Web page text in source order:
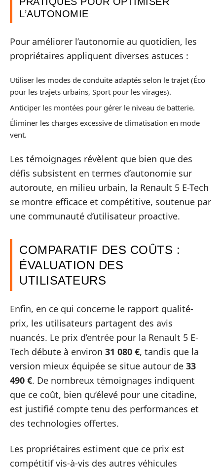
L’AUTONOMIE
Pour améliorer l’autonomie au quotidien, les
propriétaires appliquent diverses astuces :
Utiliser les modes de conduite adaptés selon le trajet (Éco
pour les trajets urbains, Sport pour les virages).
Anticiper les montées pour gérer le niveau de batterie.
Éliminer les charges excessive de climatisation en mode
vent.
Les témoignages révèlent que bien que des
défis subsistent en termes d’autonomie sur
autoroute, en milieu urbain, la Renault 5 E-Tech
se montre efficace et compétitive, soutenue par
une communauté d’utilisateur proactive.
COMPARATIF DES COÛTS :
ÉVALUATION DES
UTILISATEURS
Enfin, en ce qui concerne le rapport qualité-
prix, les utilisateurs partagent des avis
nuancés. Le prix d’entrée pour la Renault 5 E-
Tech débute à environ 31 080 €, tandis que la
version mieux équipée se situe autour de 33
490 €. De nombreux témoignages indiquent
que ce coût, bien qu’élevé pour une citadine,
est justifié compte tenu des performances et
des technologies offertes.
Les propriétaires estiment que ce prix est
compétitif vis-à-vis des autres véhicules